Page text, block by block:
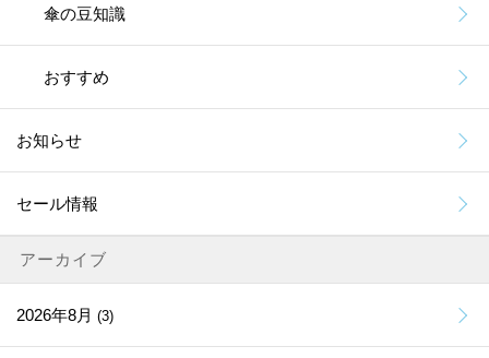
傘の豆知識
おすすめ
お知らせ
セール情報
アーカイブ
2026年8月 (3)